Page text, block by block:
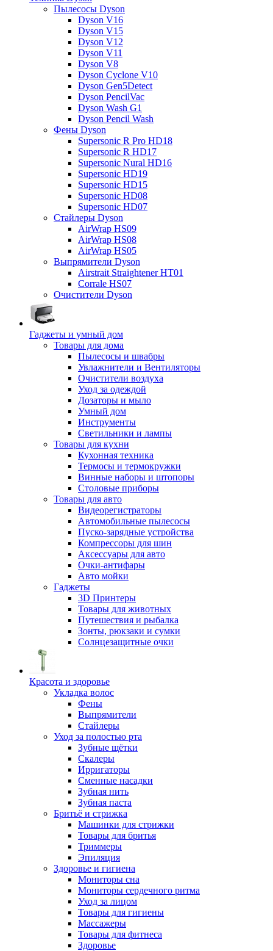
Пылесосы Dyson
Dyson V16
Dyson V15
Dyson V12
Dyson V11
Dyson V8
Dyson Cyclone V10
Dyson Gen5Detect
Dyson PencilVac
Dyson Wash G1
Dyson Pencil Wash
Фены Dyson
Supersonic R Pro HD18
Supersonic R HD17
Supersonic Nural HD16
Supersonic HD19
Supersonic HD15
Supersonic HD08
Supersonic HD07
Стайлеры Dyson
AirWrap HS09
AirWrap HS08
AirWrap HS05
Выпрямители Dyson
Airstrait Straightener HT01
Corrale HS07
Очистители Dyson
Гаджеты и умный дом
Товары для дома
Пылесосы и швабры
Увлажнители и Вентиляторы
Очистители воздуха
Уход за одеждой
Дозаторы и мыло
Умный дом
Инструменты
Светильники и лампы
Товары для кухни
Кухонная техника
Термосы и термокружки
Винные наборы и штопоры
Столовые приборы
Товары для авто
Видеорегистраторы
Автомобильные пылесосы
Пуско-зарядные устройства
Компрессоры для шин
Аксессуары для авто
Очки-антифары
Авто мойки
Гаджеты
3D Принтеры
Товары для животных
Путешествия и рыбалка
Зонты, рюкзаки и сумки
Солнцезащитные очки
Красота и здоровье
Укладка волос
Фены
Выпрямители
Стайлеры
Уход за полостью рта
Зубные щётки
Скалеры
Ирригаторы
Сменные насадки
Зубная нить
Зубная паста
Бритьё и стрижка
Машинки для стрижки
Товары для бритья
Триммеры
Эпиляция
Здоровье и гигиена
Мониторы сна
Мониторы сердечного ритма
Уход за лицом
Товары для гигиены
Массажеры
Товары для фитнеса
Здоровье